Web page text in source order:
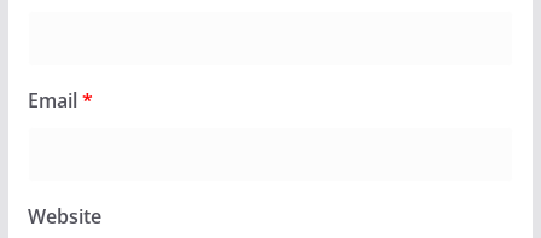
Email*
Website